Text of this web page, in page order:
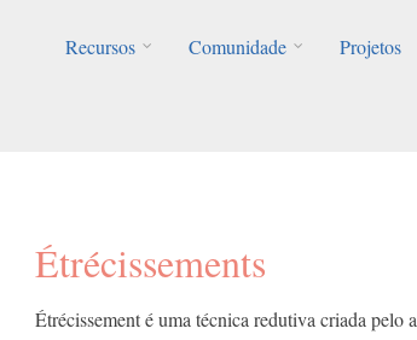
Recursos
Comunidade Projetos
Étrécissements
Étrécissement é uma técnica redutiva criada pelo